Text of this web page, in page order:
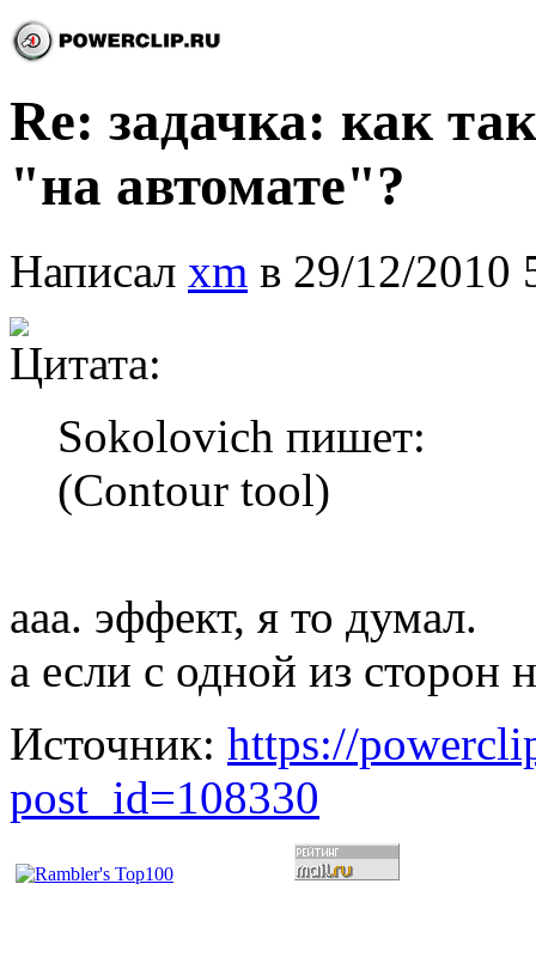
Re: задачка: как
"на автомате"?
Написал xm в 29/12/2010
Цитата:
Sokolovich пишет:
(Contour tool)
ааа. эффект, я то думал.
а если с одной из сторон
Источник: https://
post_id=108330